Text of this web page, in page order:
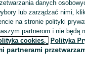
konto
danych
lub zarządzać nimi,
na stronie polityki
partnerom i nie będą
cookies, Polityka
partnerami